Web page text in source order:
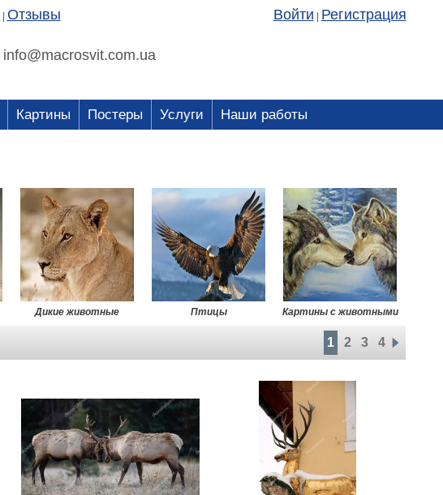
Отзывы Войти Регистрация
info@macrosvit.com.ua
Картины Постеры Услуги Наши работы
Дикие животные Птицы Картины с животными
1 2 3 4